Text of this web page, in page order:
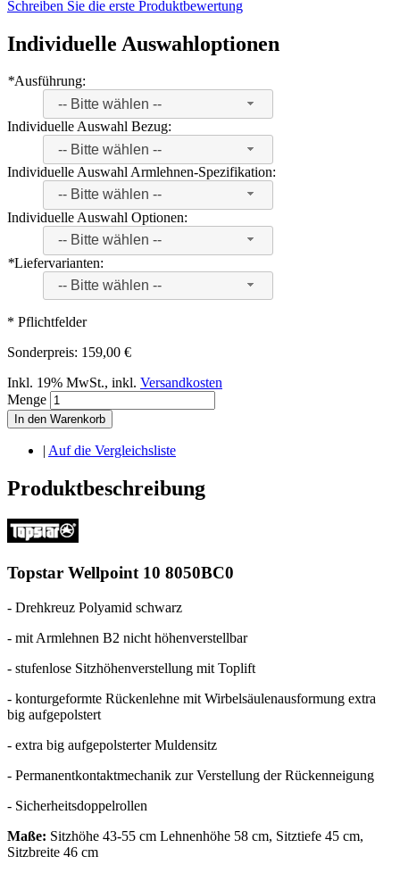
Schreiben Sie die erste Produktbewertung
Individuelle Auswahloptionen
*Ausführung:
-- Bitte wählen --
Individuelle Auswahl Bezug:
-- Bitte wählen --
Individuelle Auswahl Armlehnen-Spezifikation:
-- Bitte wählen --
Individuelle Auswahl Optionen:
-- Bitte wählen --
*Liefervarianten:
-- Bitte wählen --
* Pflichtfelder
Sonderpreis: 159,00 €
Inkl. 19% MwSt., inkl. Versandkosten
Menge
In den Warenkorb
| Auf die Vergleichsliste
Produktbeschreibung
Topstar Wellpoint 10 8050BC0
- Drehkreuz Polyamid schwarz
- mit Armlehnen B2 nicht höhenverstellbar
- stufenlose Sitzhöhenverstellung mit Toplift
- konturgeformte Rückenlehne mit Wirbelsäulenausformung extra
big aufgepolstert
- extra big aufgepolsterter Muldensitz
- Permanentkontaktmechanik zur Verstellung der Rückenneigung
- Sicherheitsdoppelrollen
Maße: Sitzhöhe 43-55 cm Lehnenhöhe 58 cm, Sitztiefe 45 cm,
Sitzbreite 46 cm